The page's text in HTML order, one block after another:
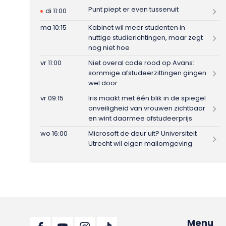
di 11:00
Punt piept er even tussenuit
ma 10:15
Kabinet wil meer studenten in
nuttige studierichtingen, maar zegt
nog niet hoe
vr 11:00
Niet overal code rood op Avans:
sommige afstudeerzittingen gingen
wel door
vr 09:15
Iris maakt met één blik in de spiegel
onveiligheid van vrouwen zichtbaar
en wint daarmee afstudeerprijs
wo 16:00
Microsoft de deur uit? Universiteit
Utrecht wil eigen mailomgeving
Menu